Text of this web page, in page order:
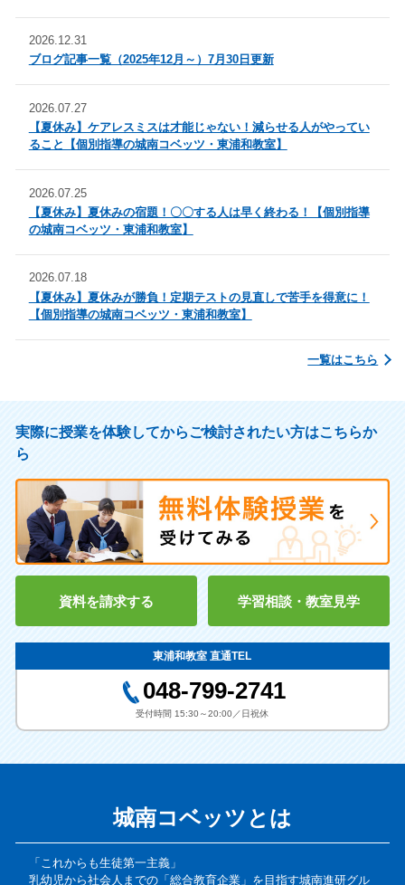
2026.12.31
ブログ記事一覧（2025年12月～）7月30日更新
2026.07.27
【夏休み】ケアレスミスは才能じゃない！減らせる人がやってい
ること【個別指導の城南コベッツ・東浦和教室】
2026.07.25
【夏休み】夏休みの宿題！〇〇する人は早く終わる！【個別指導
の城南コベッツ・東浦和教室】
2026.07.18
【夏休み】夏休みが勝負！定期テストの見直しで苦手を得意に！
【個別指導の城南コベッツ・東浦和教室】
一覧はこちら
実際に授業を体験してからご検討されたい方はこちらか
ら
資料を請求する 学習相談・教室見学
東浦和教室 直通TEL
048-799-2741
受付時間 15:30～20:00／日祝休
城南コベッツとは
「これからも生徒第一主義」
乳幼児から社会人までの「総合教育企業」を目指す城南進研グル